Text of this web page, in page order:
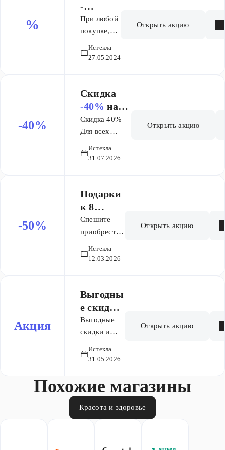
%
-
СЕЗОН
ПОДАР
КОВ
Дарим
20%
вашей
покупк
и!
При любой
покупке,
выбираете
чека
крутой
косметикой
серии
от
Истекла
27.05.2024
Открыть акцию
-40%
Скидка
-40% на
аппарат
дарсонвал
ь с 4
насадками
тела
Biolift4
D309
Gezatone
Скидка 40%
Для всех
Без
покупок
Истекла
31.07.2026
Открыть акцию
-50%
Подарки
к 8
марта!
Спешите
приобрести
предложения
Истекла
12.03.2026
Открыть акцию
Акция
Выгодны
е скидки
и
предлож
ения
недели
Выгодные
скидки и
недели
Истекла
31.05.2026
Открыть акцию
Похожие магазины
Красота и здоровье